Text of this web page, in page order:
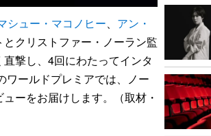
シュー・マコノヒー、 アン・
クリストファー・ノーラン監
直撃し、4回にわたってインタ
ワールドプレミアでは、ノー
ーをお届けします。（取材・